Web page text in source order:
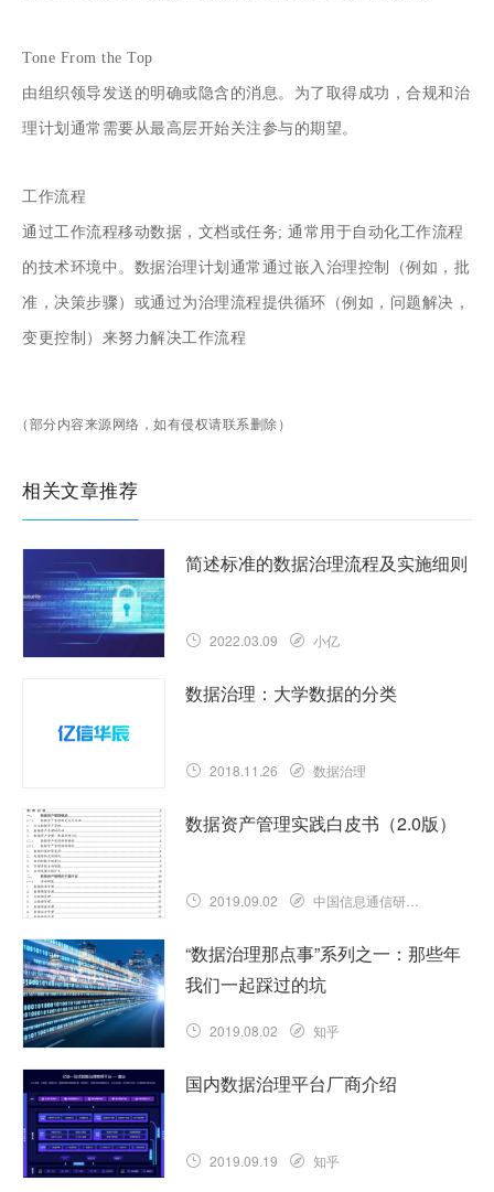
Tone From the Top
由组织领导发送的明确或隐含的消息。为了取得成功，合规和治
理计划通常需要从最高层开始关注参与的期望。
工作流程
通过工作流程移动数据，文档或任务; 通常用于自动化工作流程
的技术环境中。数据治理计划通常通过嵌入治理控制（例如，批
准，决策步骤）或通过为治理流程提供循环（例如，问题解决，
变更控制）来努力解决工作流程
（部分内容来源网络，如有侵权请联系删除）
相关文章推荐
简述标准的数据治理流程及实施细则
2022.03.09 小亿
数据治理：大学数据的分类
2018.11.26 数据治理
数据资产管理实践白皮书（2.0版）
2019.09.02 中国信息通信研究院云计算与大数据研究所
“数据治理那点事”系列之一：那些年
我们一起踩过的坑
2019.08.02 知乎
国内数据治理平台厂商介绍
2019.09.19 知乎